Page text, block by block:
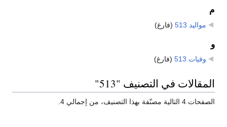
م
مواليد 513 (فارغ)
و
وفيات 513 (فارغ)
المقالات في التصنيف "513"
الصفحات 4 التالية مصنّفة بهذا التصنيف، من إجمالي 4.